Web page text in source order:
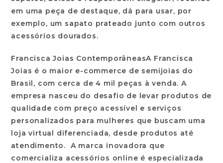
em uma peça de destaque, dá para usar, por
exemplo, um sapato prateado junto com outros
acessórios dourados.
Francisca Joias ContemporâneasA Francisca
Joias é o maior e-commerce de semijoias do
Brasil, com cerca de 4 mil peças à venda. A
empresa nasceu do desafio de levar produtos de
qualidade com preço acessível e serviços
personalizados para mulheres que buscam uma
loja virtual diferenciada, desde produtos até
atendimento. A marca inovadora que
comercializa acessórios online é especializada